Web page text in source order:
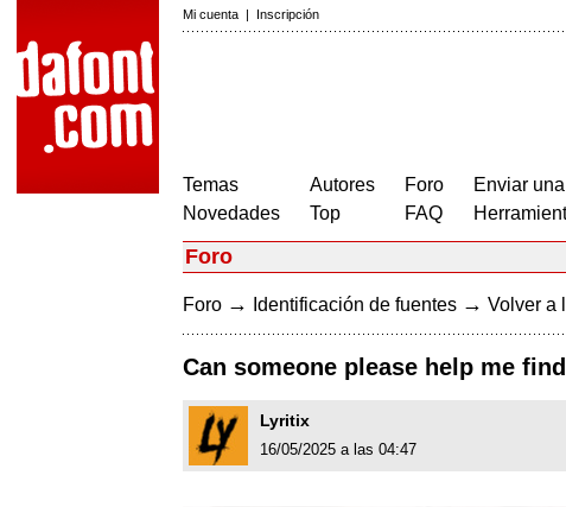
Mi cuenta | Inscripción
Temas
Novedades
Autores
Top
Foro
FAQ
Enviar
Foro
Foro → Identificación de fuentes → Volver a
Can someone please help me
Lyritix
16/05/2025 a las 04:47